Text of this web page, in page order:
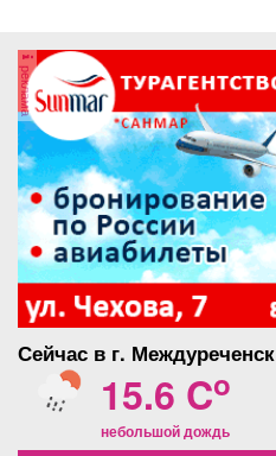
реклама
Сейчас в г. Междуреченск
15.6 Co
небольшой дождь